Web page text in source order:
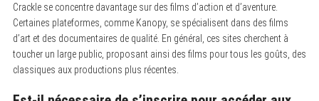
Crackle se concentre davantage sur des films d’action et d’aventure.
Certaines plateformes, comme Kanopy, se spécialisent dans des films
d’art et des documentaires de qualité. En général, ces sites cherchent à
toucher un large public, proposant ainsi des films pour tous les goûts, des
classiques aux productions plus récentes.